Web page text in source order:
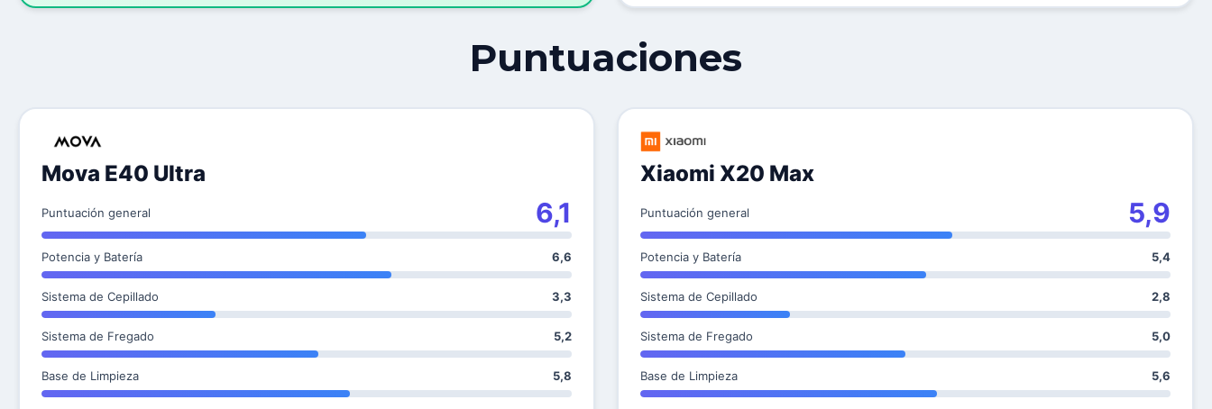
Puntuaciones
Mova E40 Ultra
Puntuación general 6,1
Potencia y Batería 6,6
Sistema de Cepillado 3,3
Sistema de Fregado 5,2
Base de Limpieza 5,8
Xiaomi X20 Max
Puntuación general 5,9
Potencia y Batería 5,4
Sistema de Cepillado 2,8
Sistema de Fregado 5,0
Base de Limpieza 5,6